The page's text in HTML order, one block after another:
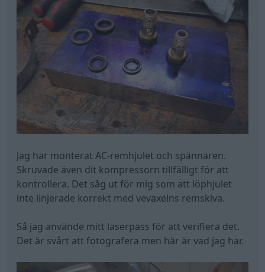
Jag har monterat AC-remhjulet och spännaren.
Skruvade även dit kompressorn tillfälligt för att
kontrollera. Det såg ut för mig som att löphjulet
inte linjerade korrekt med vevaxelns remskiva.
Så jag använde mitt laserpass för att verifiera det.
Det är svårt att fotografera men här är vad jag har.